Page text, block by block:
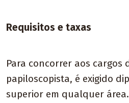
Requisitos e taxas
Para concorrer aos cargos
papiloscopista, é exigido
superior em qualquer